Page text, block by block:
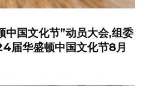
国文化节”动员大会,组委
华盛顿中国文化节8月